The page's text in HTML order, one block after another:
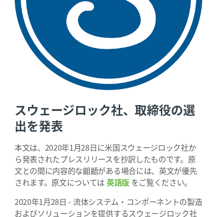
スウェージロック社、取締役の選
出を発表
本文は、2020年1月28日に米国スウェージロック社か
ら発表されたプレスリリースを抄訳したものです。原
文との間に内容的な齟齬がある場合には、英文が優先
されます。原文については 英語版 をご覧ください。
2020年1月28日 - 流体システム・コンポーネントの製造
およびソリューションを提供するスウェージロック社